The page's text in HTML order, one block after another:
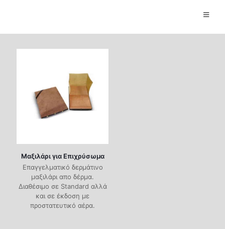
Μαξιλάρι για Επιχρύσωμα
Επαγγελματικό δερμάτινο
μαξιλάρι απο δέρμα.
Διαθέσιμο σε Standard αλλά
και σε έκδοση με
προστατευτικό αέρα.